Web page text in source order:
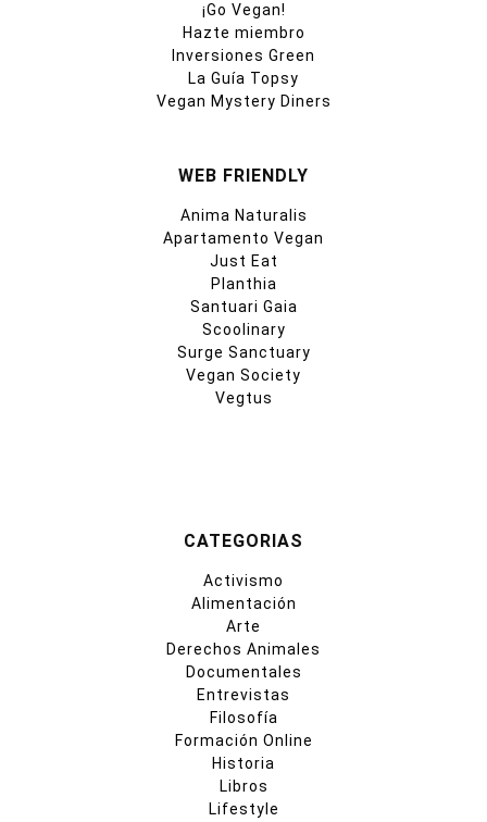
¡Go Vegan!
Hazte miembro
Inversiones Green
La Guía Topsy
Vegan Mystery Diners
WEB FRIENDLY
Anima Naturalis
Apartamento Vegan
Just Eat
Planthia
Santuari Gaia
Scoolinary
Surge Sanctuary
Vegan Society
Vegtus
CATEGORIAS
Activismo
Alimentación
Arte
Derechos Animales
Documentales
Entrevistas
Filosofía
Formación Online
Historia
Libros
Lifestyle